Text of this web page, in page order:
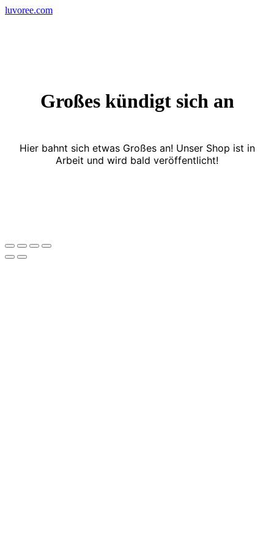
Skip
luvoree.com
Großes kündigt sich an
Hier bahnt sich etwas Großes an! Unser Shop ist in
Arbeit und wird bald veröffentlicht!